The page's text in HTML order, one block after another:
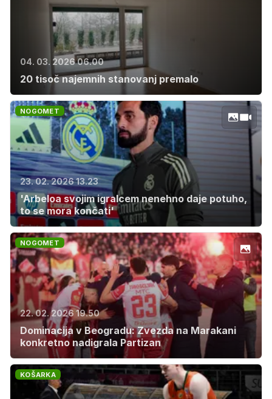
04. 03. 2026 06.00
20 tisoč najemnih stanovanj premalo
NOGOMET
23. 02. 2026 13.23
'Arbeloa svojim igralcem nenehno daje potuho,
to se mora končati'
NOGOMET
22. 02. 2026 19.50
Dominacija v Beogradu: Zvezda na Marakani
konkretno nadigrala Partizan
KOŠARKA